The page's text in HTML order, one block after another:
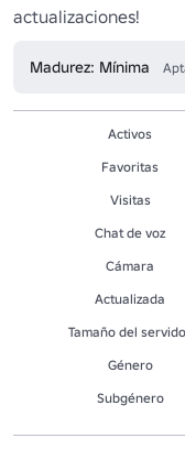
actualizaciones!
Madurez: Mínima
Activos
Favoritas
Visitas
Chat de voz
Cámara
Actualizada
Tamaño del
Género
Subgénero